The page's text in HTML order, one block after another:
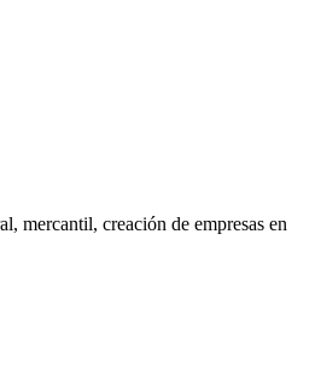
mercantil, creación de empresas en